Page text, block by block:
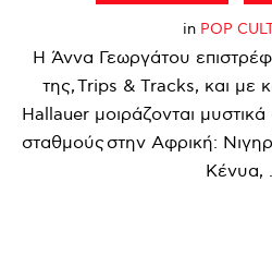
in POP
Η Άννα Γεωργάτου
της, Trips & Tracks, και με
Hallauer μοιράζονται
σταθμούς στην Αφρική:
Κένυα,